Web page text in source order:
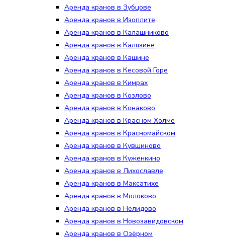
Аренда кранов в Зубцове
Аренда кранов в Изоплите
Аренда кранов в Калашниково
Аренда кранов в Калязине
Аренда кранов в Кашине
Аренда кранов в Кесовой Горе
Аренда кранов в Кимрах
Аренда кранов в Козлово
Аренда кранов в Конаково
Аренда кранов в Красном Холме
Аренда кранов в Красномайском
Аренда кранов в Кувшиново
Аренда кранов в Куженкино
Аренда кранов в Лихославле
Аренда кранов в Максатихе
Аренда кранов в Молоково
Аренда кранов в Нелидово
Аренда кранов в Новозавидовском
Аренда кранов в Озёрном